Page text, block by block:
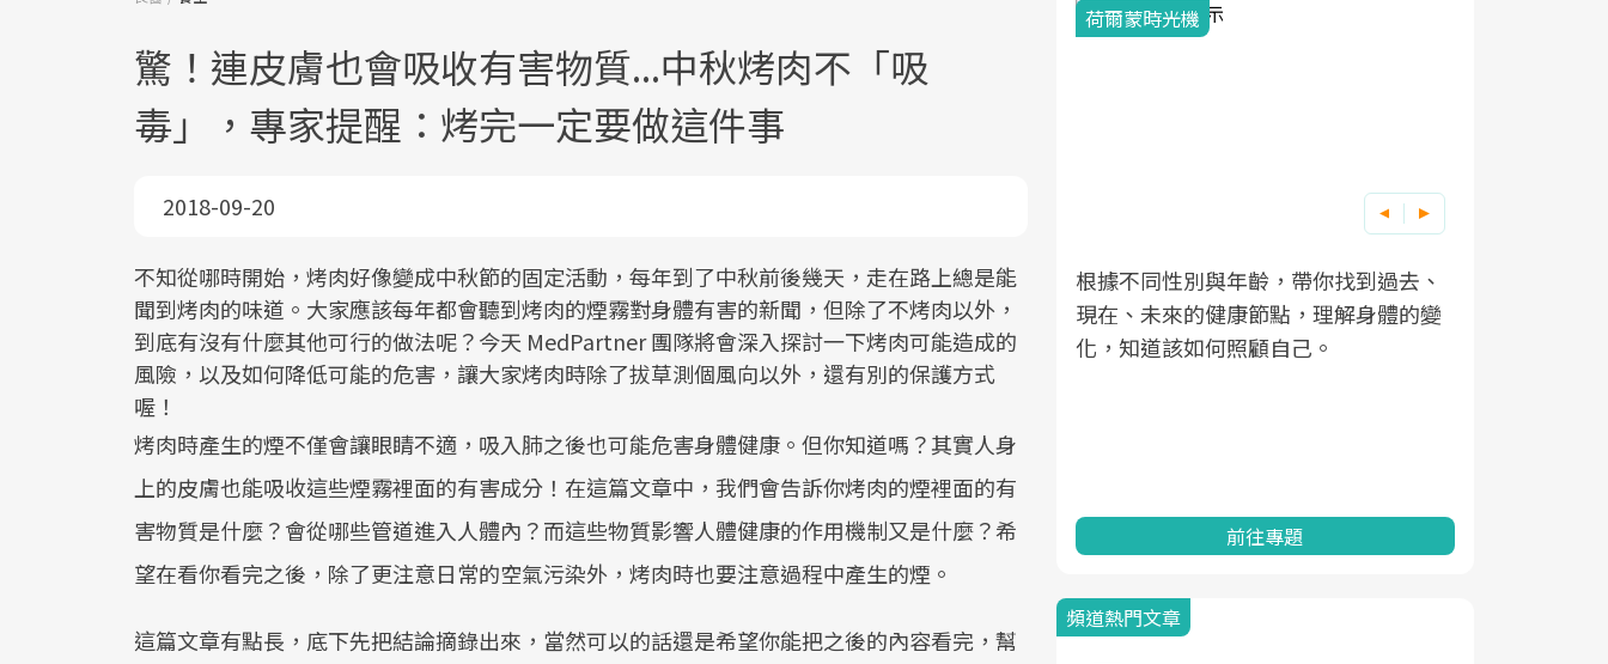
驚！連皮膚也會吸收有害物質...中秋烤肉不「吸
毒」，專家提醒：烤完一定要做這件事
2018-09-20
不知從哪時開始，烤肉好像變成中秋節的固定活動，每年到了中秋前後幾天，走在路上總是能
聞到烤肉的味道。大家應該每年都會聽到烤肉的煙霧對身體有害的新聞，但除了不烤肉以外，
到底有沒有什麼其他可行的做法呢？今天 MedPartner 團隊將會深入探討一下烤肉可能造成的
風險，以及如何降低可能的危害，讓大家烤肉時除了拔草測個風向以外，還有別的保護方式
喔！
烤肉時產生的煙不僅會讓眼睛不適，吸入肺之後也可能危害身體健康。但你知道嗎？其實人身
上的皮膚也能吸收這些煙霧裡面的有害成分！在這篇文章中，我們會告訴你烤肉的煙裡面的有
害物質是什麼？會從哪些管道進入人體內？而這些物質影響人體健康的作用機制又是什麼？希
望在看你看完之後，除了更注意日常的空氣污染外，烤肉時也要注意過程中產生的煙。
這篇文章有點長，底下先把結論摘錄出來，當然可以的話還是希望你能把之後的內容看完，幫
面對超高齡社會的浪潮，台灣正在快速
邁向「健康照護」的新時代。隨著國家
政策如「健康台灣推動委員會」與「長
照3.0」的推進，「預防醫學」已成全民
療院所的服務，更是民眾了解自身健康
狀況、啟動健康管理的重要起點。
前往專題
2025年，就到良醫生活祭體驗「一站式
健康新生活」，從講座、體驗到運動，
全面啟動你的健康革命！
前往專題
良醫健康網從「換季的身體變化」出
發，透過醫學觀點與日常感受的對話，
建立對亞健康的認知，進而引導實際的
改善行動。
前往專題
荷爾蒙時光機
根據不同性別與年齡，帶你找到過去、
現在、未來的健康節點，理解身體的變
化，知道該如何照顧自己。
前往專題
頻道熱門文章